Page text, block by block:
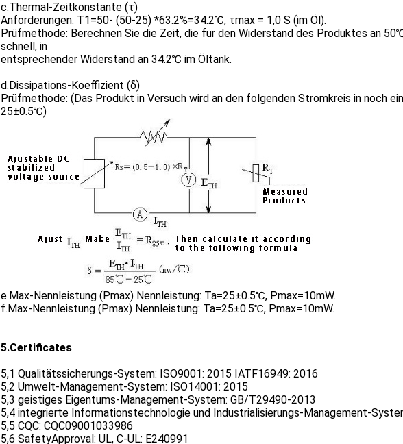
c.Thermal-Zeitkonstante (τ)
Anforderungen: T1=50- (50-25) *63.2%=34.2℃, τmax = 1,0 S (im Öl).
Prüfmethode: Berechnen Sie die Zeit, die für den Widerstand des Produktes an
schnell, in
entsprechender Widerstand an 34.2℃ im Öltank.
d.Dissipations-Koeffizient (δ)
Prüfmethode: (Das Produkt in Versuch wird an den folgenden Stromkreis in noch
25±0.5℃)
e.Max-Nennleistung (Pmax) Nennleistung: Ta=25±0.5℃, Pmax=10mW.
f.Max-Nennleistung (Pmax) Nennleistung: Ta=25±0.5℃, Pmax=10mW.
5.Certificates
5,1 Qualitätssicherungs-System: ISO9001: 2015 IATF16949: 2016
5,2 Umwelt-Management-System: ISO14001: 2015
5,3 geistiges Eigentums-Management-System: GB/T29490-2013
5,4 integrierte Informationstechnologie und Industrialisierungs-Management-
5,5 CQC: CQC09001033986
5,6 SafetyApproval: UL, C-UL: E240991